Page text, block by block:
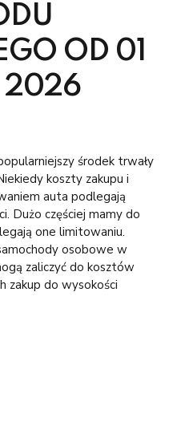
OD 01
2026
środek trwały
koszty zakupu i
auta podlegają
Dużo częściej mamy do
one limitowaniu.
osobowe w
zaliczyć do kosztów
zakup do wysokości